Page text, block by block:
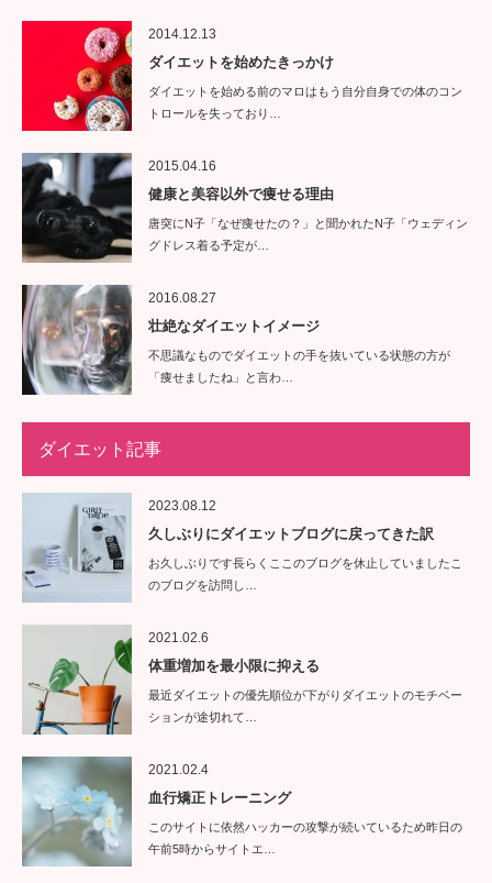
2014.12.13
ダイエットを始めたきっかけ
ダイエットを始める前のマロはもう自分自身での体のコン
トロールを失っており…
2015.04.16
健康と美容以外で痩せる理由
唐突にN子「なぜ痩せたの？」と聞かれたN子「ウェディン
グドレス着る予定が…
2016.08.27
壮絶なダイエットイメージ
不思議なものでダイエットの手を抜いている状態の方が
「痩せましたね」と言わ…
ダイエット記事
2023.08.12
久しぶりにダイエットブログに戻ってきた訳
お久しぶりです長らくここのブログを休止していましたこ
のブログを訪問し…
2021.02.6
体重増加を最小限に抑える
最近ダイエットの優先順位が下がりダイエットのモチベー
ションが途切れて…
2021.02.4
血行矯正トレーニング
このサイトに依然ハッカーの攻撃が続いているため昨日の
午前5時からサイトエ…